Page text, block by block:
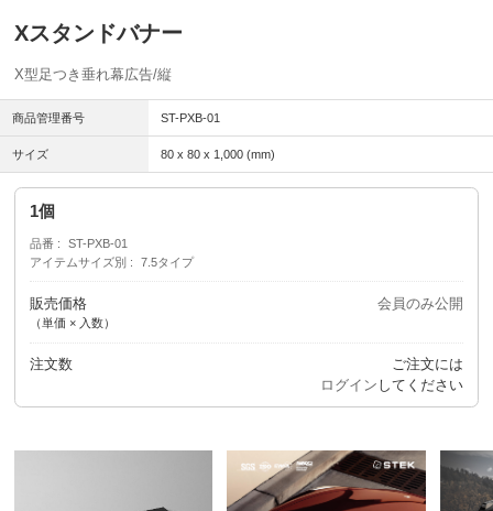
Xスタンドバナー
X型足つき垂れ幕広告/縦
商品管理番号 ST-PXB-01
サイズ 80 x 80 x 1,000 (mm)
1個
品番
ST-PXB-01
アイテムサイズ別
7.5タイプ
販売価格
（単価 × 入数）
会員のみ公開
注文数
ご注文には
ログイン してください